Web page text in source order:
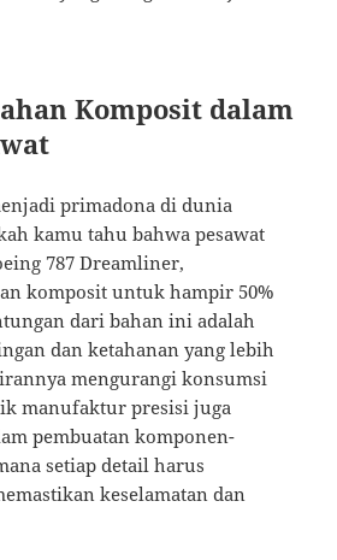
Komposit dalam
primadona di dunia
kamu tahu bahwa pesawat
787 Dreamliner,
komposit untuk hampir 50%
dari bahan ini adalah
dan ketahanan yang lebih
mengurangi konsumsi
manufaktur presisi juga
pembuatan komponen-
setiap detail harus
keselamatan dan